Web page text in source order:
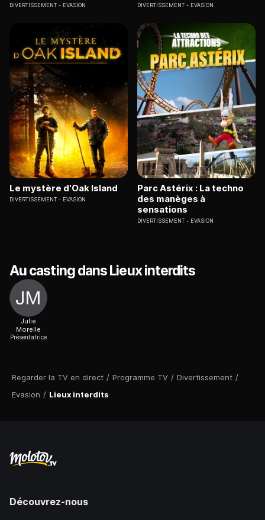
Regarder la TV en direct / Programme TV / Divertissement /
Evasion / Lieux interdits
DIVERTISSEMENT EVASION DIVERTISSEMENT EVASION
Le mystère d'Oak Island
DIVERTISSEMENT EVASION
Parc Astérix : La techno
des manèges à
sensations
DIVERTISSEMENT EVASION
Au casting dans Lieux interdits
Julie
Morelle
Présentatrice
Découvrez-nous